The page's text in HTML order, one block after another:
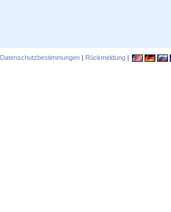
Datenschutzbestimmungen | Rückmeldung |